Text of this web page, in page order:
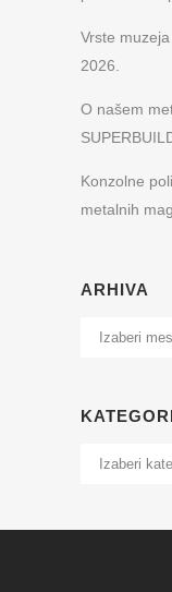
Vrste
2026.
O našem
Konzolne
metalnih
ARHIVA
Arhiva
Kategorije